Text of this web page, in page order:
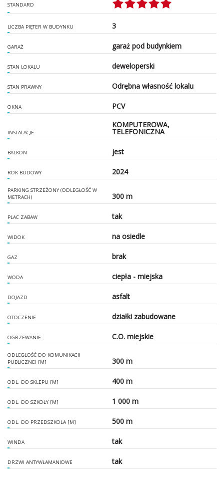
STANDARD
LICZBA PIĘTER W BUDYNKU 3
GARAŻ garaż pod budynkiem
STAN LOKALU deweloperski
STAN PRAWNY Odrębna własność lokalu
OKNA PCV
INSTALACJE
KOMPUTEROWA,
TELEFONICZNA
BALKON jest
ROK BUDOWY 2024
PARKING STRZEŻONY (ODLEGŁOŚĆ W
METRACH)
300 m
PLAC ZABAW tak
WIDOK na osiedle
GAZ brak
WODA ciepła - miejska
DOJAZD asfalt
OTOCZENIE działki zabudowane
OGRZEWANIE C.O. miejskie
ODLEGŁOŚĆ DO KOMUNIKACJI
PUBLICZNEJ [M]
300 m
ODL. DO SKLEPU [M] 400 m
ODL. DO SZKOŁY [M] 1 000 m
ODL. DO PRZEDSZKOLA [M] 500 m
WINDA tak
DRZWI ANTYWŁAMANIOWE tak